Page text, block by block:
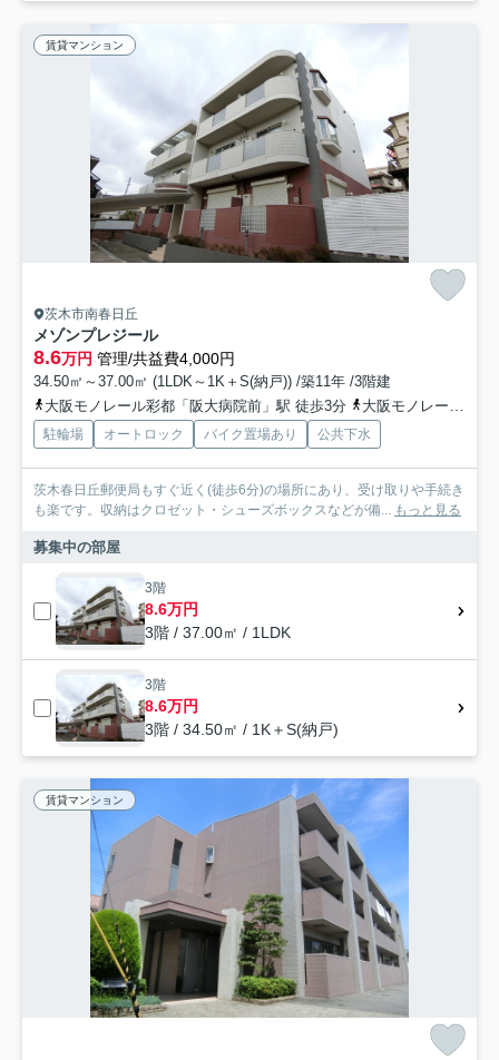
賃貸マンション
茨木市南春日丘
メゾンプレジール
8.6万円 管理/共益費4,000円
34.50㎡～37.00㎡ (1LDK～1K＋S(納戸)) /築11年 /3階建
大阪モノレール彩都「阪大病院前」駅 徒歩3分
大阪モノレール彩都「公園東口」駅 徒歩20分
駐輪場 オートロック バイク置場あり 公共下水
茨木春日丘郵便局もすぐ近く(徒歩6分)の場所にあり、受け取りや手続き
も楽です。収納はクロゼット・シューズボックスなどが備... もっと見る
募集中の部屋
3階
8.6万円
3階 / 37.00㎡ / 1LDK
3階
8.6万円
3階 / 34.50㎡ / 1K＋S(納戸)
賃貸マンション